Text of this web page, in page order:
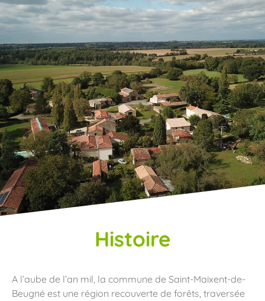
Histoire
A l’aube de l’an mil, la commune de Saint-Maixent-de-
Beugné est une région recouverte de forêts, traversée